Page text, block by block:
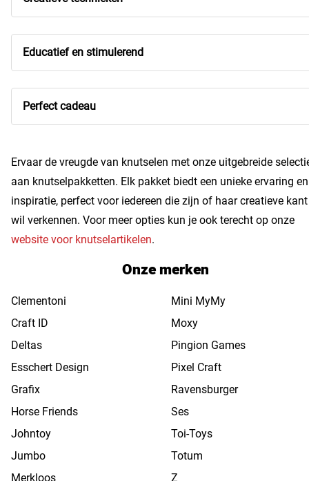
Educatief en stimulerend
Perfect cadeau
Ervaar de vreugde van knutselen met onze uitgebreide
aan knutselpakketten. Elk pakket biedt een unieke ervaring en
inspiratie, perfect voor iedereen die zijn of haar creatieve kant
wil verkennen. Voor meer opties kun je ook terecht op onze
website voor knutselartikelen.
Onze merken
Clementoni
Craft ID
Deltas
Esschert Design
Grafix
Horse Friends
Johntoy
Jumbo
Merkloos
Mini MyMy
Moxy
Pingion Games
Pixel Craft
Ravensburger
Ses
Toi-Toys
Totum
Z